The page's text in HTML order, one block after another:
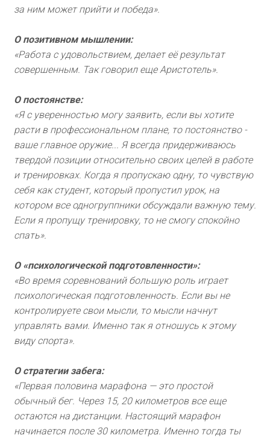
за ним может прийти и победа».
О позитивном мышлении:
«Работа с удовольствием, делает её результат
совершенным. Так говорил еще Аристотель».
О постоянстве:
«Я с уверенностью могу заявить, если вы хотите
расти в профессиональном плане, то постоянство -
ваше главное оружие... Я всегда придерживаюсь
твердой позиции относительно своих целей в работе
и тренировках. Когда я пропускаю одну, то чувствую
себя как студент, который пропустил урок, на
котором все одногруппники обсуждали важную тему.
Если я пропущу тренировку, то не смогу спокойно
спать».
О «психологической подготовленности»:
«Во время соревнований большую роль играет
психологическая подготовленность. Если вы не
контролируете свои мысли, то мысли начнут
управлять вами. Именно так я отношусь к этому
виду спорта».
О стратегии забега:
«Первая половина марафона — это простой
обычный бег. Через 15, 20 километров все еще
остаются на дистанции. Настоящий марафон
начинается после 30 километра. Именно тогда ты